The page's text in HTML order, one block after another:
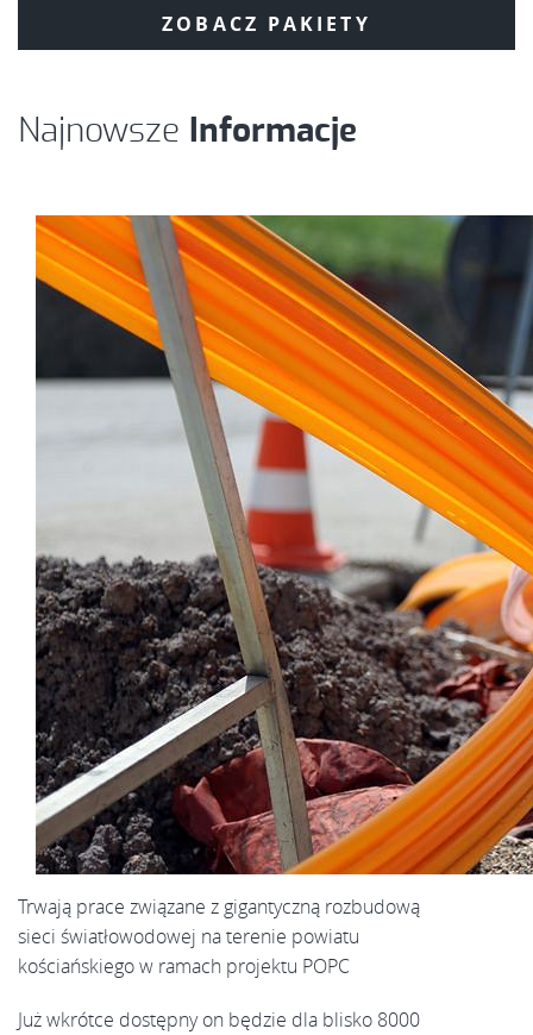
ZOBACZ PAKIETY
Najnowsze Informacje
Trwają prace związane z gigantyczną rozbudową
sieci światłowodowej na terenie powiatu
kościańskiego w ramach projektu POPC
Już wkrótce dostępny on będzie dla blisko 8000